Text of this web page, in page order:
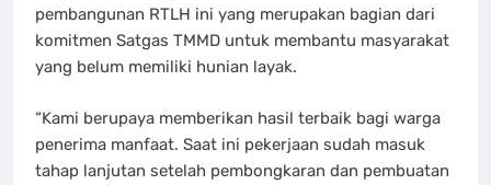
pembangunan RTLH ini yang merupakan bagian dari
komitmen Satgas TMMD untuk membantu masyarakat
yang belum memiliki hunian layak.
“Kami berupaya memberikan hasil terbaik bagi warga
penerima manfaat. Saat ini pekerjaan sudah masuk
tahap lanjutan setelah pembongkaran dan pembuatan